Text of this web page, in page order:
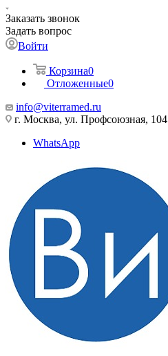
Заказать звонок
Задать вопрос
Войти
Корзина0
Отложенные0
info@viterramed.ru
г. Москва, ул. Профсоюзная, 104
WhatsApp